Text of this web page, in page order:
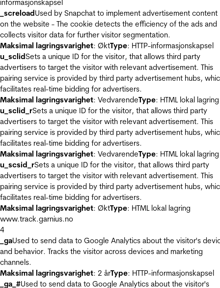
informasjonskapsel
_screloadUsed by Snapchat to implement advertisement content
on the website - The cookie detects the efficiency of the ads and
collects visitor data for further visitor segmentation.
Maksimal lagringsvarighet: ØktType: HTTP-informasjonskapsel
u_sclidSets a unique ID for the visitor, that allows third party
advertisers to target the visitor with relevant advertisement. This
pairing service is provided by third party advertisement hubs,
facilitates real-time bidding for advertisers.
Maksimal lagringsvarighet: VedvarendeType: HTML lokal lagring
u_sclid_rSets a unique ID for the visitor, that allows third party
advertisers to target the visitor with relevant advertisement. This
pairing service is provided by third party advertisement hubs,
facilitates real-time bidding for advertisers.
Maksimal lagringsvarighet: VedvarendeType: HTML lokal lagring
u_scsid_rSets a unique ID for the visitor, that allows third party
advertisers to target the visitor with relevant advertisement. This
pairing service is provided by third party advertisement hubs,
facilitates real-time bidding for advertisers.
Maksimal lagringsvarighet: ØktType: HTML lokal lagring
www.track.garnius.no
4
_gaUsed to send data to Google Analytics about the visitor's
and behavior. Tracks the visitor across devices and marketing
channels.
Maksimal lagringsvarighet: 2 årType: HTTP-informasjonskapsel
_ga_#Used to send data to Google Analytics about the visitor's